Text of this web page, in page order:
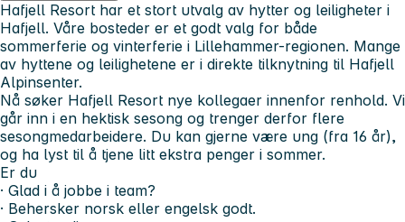
Hafjell Resort har et stort utvalg av hytter og leiligheter i
Hafjell. Våre bosteder er et godt valg for både
sommerferie og vinterferie i Lillehammer-regionen. Mange
av hyttene og leilighetene er i direkte tilknytning til Hafjell
Alpinsenter.
Nå søker Hafjell Resort nye kollegaer innenfor renhold. Vi
går inn i en hektisk sesong og trenger derfor flere
sesongmedarbeidere. Du kan gjerne være ung (fra 16 år),
og ha lyst til å tjene litt ekstra penger i sommer.
Er du
· Glad i å jobbe i team?
· Behersker norsk eller engelsk godt.